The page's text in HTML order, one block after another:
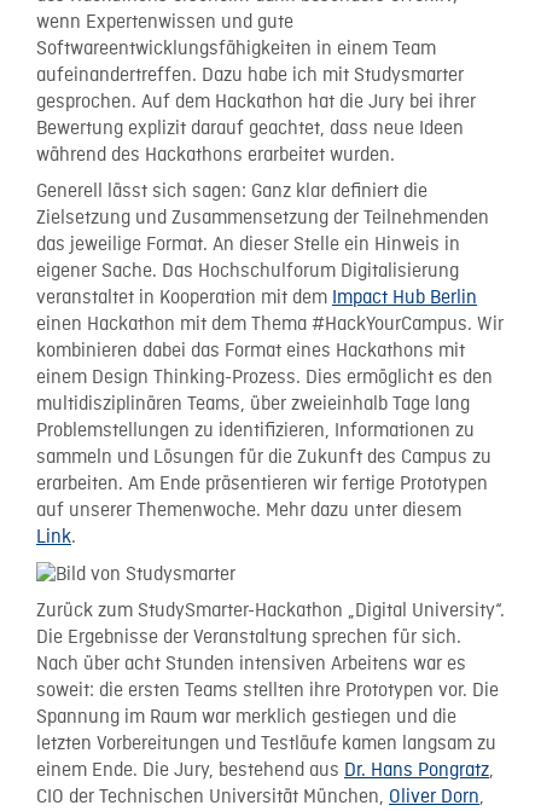
wenn Expertenwissen und gute
Softwareentwicklungsfähigkeiten in einem Team
aufeinandertreffen. Dazu habe ich mit Studysmarter
gesprochen. Auf dem Hackathon hat die Jury bei ihrer
Bewertung explizit darauf geachtet, dass neue Ideen
während des Hackathons erarbeitet wurden.
Generell lässt sich sagen: Ganz klar definiert die
Zielsetzung und Zusammensetzung der Teilnehmenden
das jeweilige Format. An dieser Stelle ein Hinweis in
eigener Sache. Das Hochschulforum Digitalisierung
veranstaltet in Kooperation mit dem Impact Hub Berlin
einen Hackathon mit dem Thema #HackYourCampus. Wir
kombinieren dabei das Format eines Hackathons mit
einem Design Thinking-Prozess. Dies ermöglicht es den
multidisziplinären Teams, über zweieinhalb Tage lang
Problemstellungen zu identifizieren, Informationen zu
sammeln und Lösungen für die Zukunft des Campus zu
erarbeiten. Am Ende präsentieren wir fertige Prototypen
auf unserer Themenwoche. Mehr dazu unter diesem
Link.
Zurück zum StudySmarter-Hackathon „Digital University“.
Die Ergebnisse der Veranstaltung sprechen für sich.
Nach über acht Stunden intensiven Arbeitens war es
soweit: die ersten Teams stellten ihre Prototypen vor. Die
Spannung im Raum war merklich gestiegen und die
letzten Vorbereitungen und Testläufe kamen langsam zu
einem Ende. Die Jury, bestehend aus Dr. Hans Pongratz,
CIO der Technischen Universität München, Oliver Dorn,